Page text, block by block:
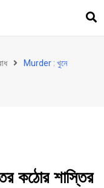
Murder : খুনে
শাস্তির